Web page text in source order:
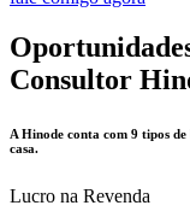
Consultor
A Hinode conta com 9 tipos
casa.
Lucro na Revenda